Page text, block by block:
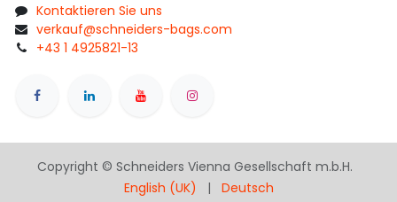
Kontaktieren Sie uns
verkauf@schneiders-bags.com
+43 1 4925821-13
Copyright © Schneiders Vienna Gesellschaft m.b.H.
English (UK)
| Deutsch